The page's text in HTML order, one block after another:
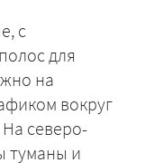
с
для
на
вокруг
северо-
туманы и